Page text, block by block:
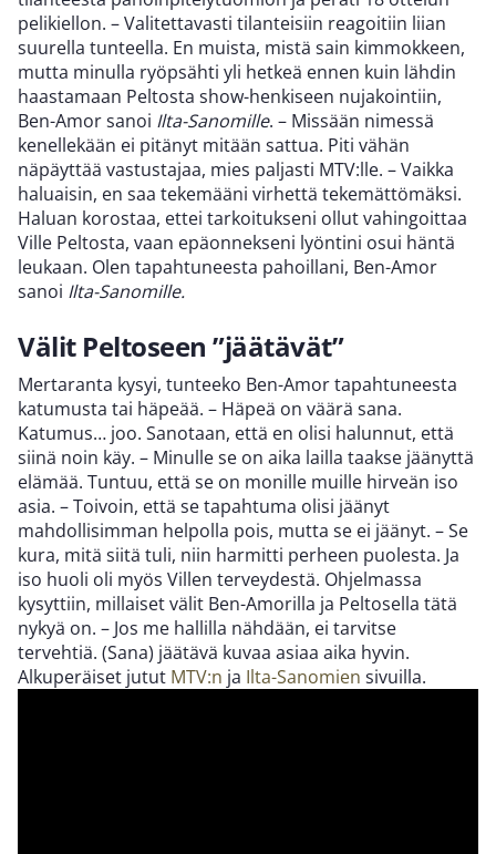
pelikiellon. – Valitettavasti tilanteisiin reagoitiin liian
suurella tunteella. En muista, mistä sain kimmokkeen,
mutta minulla ryöpsähti yli hetkeä ennen kuin lähdin
haastamaan Peltosta show-henkiseen nujakointiin,
Ben-Amor sanoi Ilta-Sanomille. – Missään nimessä
kenellekään ei pitänyt mitään sattua. Piti vähän
näpäyttää vastustajaa, mies paljasti MTV:lle. – Vaikka
haluaisin, en saa tekemääni virhettä tekemättömäksi.
Haluan korostaa, ettei tarkoitukseni ollut vahingoittaa
Ville Peltosta, vaan epäonnekseni lyöntini osui häntä
leukaan. Olen tapahtuneesta pahoillani, Ben-Amor
sanoi Ilta-Sanomille.
Välit Peltoseen ”jäätävät”
Mertaranta kysyi, tunteeko Ben-Amor tapahtuneesta
katumusta tai häpeää. – Häpeä on väärä sana.
Katumus… joo. Sanotaan, että en olisi halunnut, että
siinä noin käy. – Minulle se on aika lailla taakse jäänyttä
elämää. Tuntuu, että se on monille muille hirveän iso
asia. – Toivoin, että se tapahtuma olisi jäänyt
mahdollisimman helpolla pois, mutta se ei jäänyt. – Se
kura, mitä siitä tuli, niin harmitti perheen puolesta. Ja
iso huoli oli myös Villen terveydestä. Ohjelmassa
kysyttiin, millaiset välit Ben-Amorilla ja Peltosella tätä
nykyä on. – Jos me hallilla nähdään, ei tarvitse
tervehtiä. (Sana) jäätävä kuvaa asiaa aika hyvin.
Alkuperäiset jutut MTV:n ja Ilta-Sanomien sivuilla.